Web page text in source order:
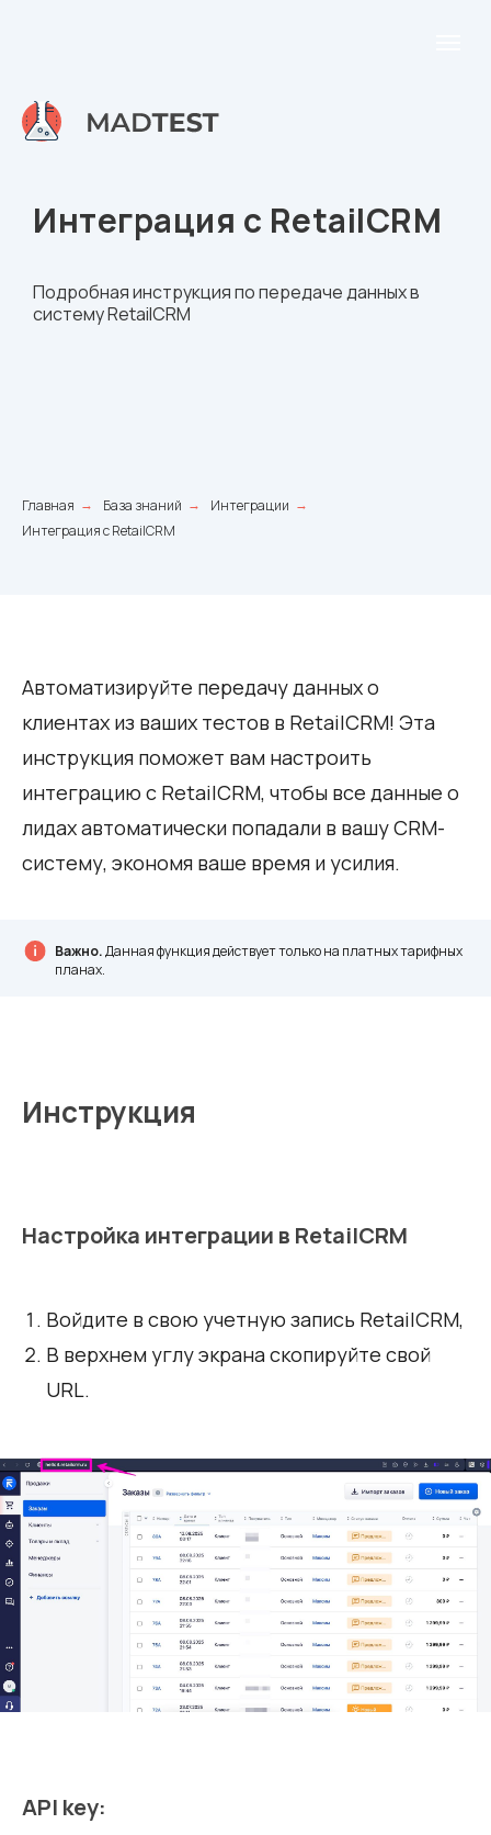
Интеграция с RetailCRM
Подробная инструкция по передаче данных в
систему RetailCRM
Главная → База знаний → Интеграции →
Интеграция с RetailCRM
Автоматизируйте передачу данных о
клиентах из ваших тестов в RetailCRM! Эта
инструкция поможет вам настроить
интеграцию с RetailCRM, чтобы все данные о
лидах автоматически попадали в вашу CRM-
систему, экономя ваше время и усилия.
Важно.Данная функция действует только на платных тарифных
планах.
Инструкция
Настройка интеграции в RetailCRM
Войдите в свою учетную запись RetailCRM,
В верхнем углу экрана скопируйте свой
URL.
API key: